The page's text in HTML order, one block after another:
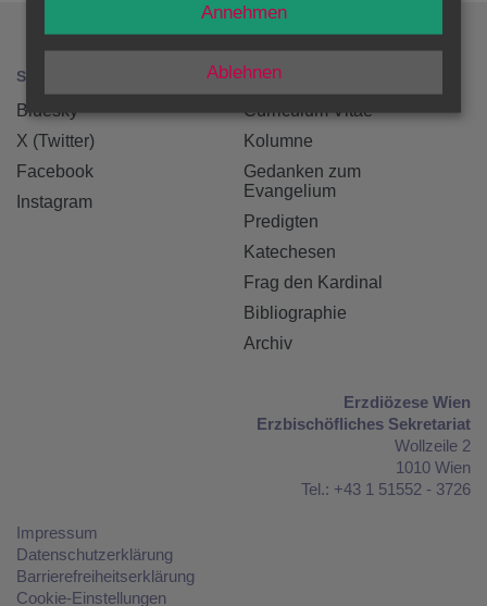
SOCIAL MEDIA
Bluesky
X (Twitter)
Facebook
Instagram
HOME
Curriculum Vitae
Kolumne
Gedanken zum
Evangelium
Predigten
Katechesen
Frag den Kardinal
Bibliographie
Archiv
Erzdiözese Wien
Erzbischöfliches Sekretariat
Wollzeile 2
1010 Wien
Tel.: +43 1 51552 - 3726
Impressum
Datenschutzerklärung
Barrierefreiheitserklärung
Cookie-Einstellungen
Ablehnen
Annehmen